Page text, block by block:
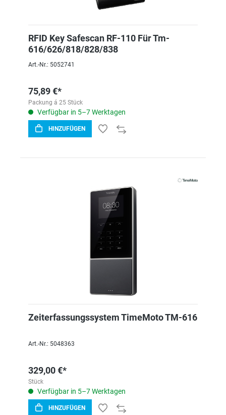
RFID Key Safescan RF-110 Für Tm-
616/626/818/828/838
Art.-Nr.: 5052741
75,89 €*
Packung á 25 Stück
Verfügbar in 5–7 Werktagen
HINZUFÜGEN
Zeiterfassungssystem TimeMoto TM-616
Art.-Nr.: 5048363
329,00 €*
Stück
Verfügbar in 5–7 Werktagen
HINZUFÜGEN